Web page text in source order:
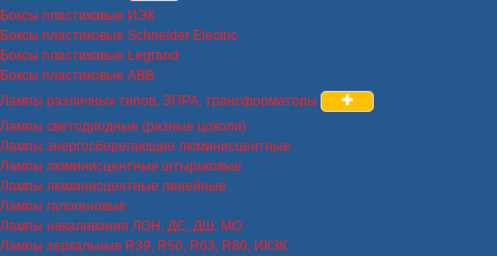
Боксы пластиковые ИЭК
Боксы пластиковые Schneider Electric
Боксы пластиковые Legrand
Боксы пластиковые ABB
Лампы различных типов, ЭПРА, трансформаторы
Лампы светодиодные (разные цоколи)
Лампы энергосберегающие люминисцентные
Лампы люминисцентные штырьковые
Лампы люминисцентные линейные
Лампы галогеновые
Лампы накаливания ЛОН, ДС, ДШ, МО
Лампы зеркальные R39, R50, R63, R80, ИКЗК